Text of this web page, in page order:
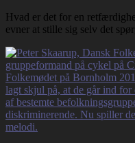
Hvad er det for en
evner at stille sig selv det